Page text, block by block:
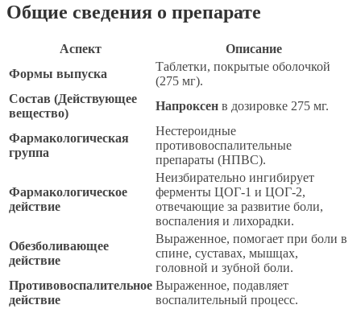
Общие сведения о препарате
Аспект
Описание
Формы выпуска
Таблетки, покрытые оболочкой
(275 мг).
Состав (Действующее
вещество)
Напроксен в дозировке 275 мг.
Фармакологическая
группа
Нестероидные
противовоспалительные
препараты (НПВС).
Фармакологическое
действие
Неизбирательно ингибирует
ферменты ЦОГ-1 и ЦОГ-2,
отвечающие за развитие боли,
воспаления и лихорадки.
Обезболивающее
действие
Выраженное, помогает при боли в
спине, суставах, мышцах,
головной и зубной боли.
Противовоспалительное
действие
Выраженное, подавляет
воспалительный процесс.